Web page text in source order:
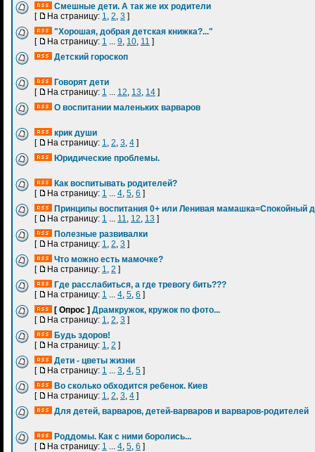
Смешные дети. А так же их родители
[
На страницу: 1 2 3 ]
"Хорошая, добрая детская книжка?..."
[
На страницу: 1 9 10 11 ]
Детский гороскоп
Говорят дети
[
На страницу: 1 12 13 14 ]
О воспитании маленьких варваров
крик души
[
На страницу: 1 2 3 4 ]
Юридические проблемы.
Как воспитывать родителей?
[
На страницу: 1 4 5 6 ]
Принципы воспитания 0+ или Ленивая мамашка=Спокойный
[
На страницу: 1 11 12 13 ]
Полезные развивалки
[
На страницу: 1 2 3 ]
Что можно есть мамочке?
[
На страницу: 1 2 ]
Где расслабиться, а где тревогу бить???
[
На страницу: 1 4 5 6 ]
[ Опрос ] Драмкружок, кружок по фото...
[
На страницу: 1 2 3 ]
Будь здоров!
[
На страницу: 1 2 ]
Дети - цветы жизни
[
На страницу: 1 3 4 5 ]
Во сколько обходится ребенок. Киев
[
На страницу: 1 2 3 4 ]
Для детей, варваров, детей-варваров и варваров-родителей
Роддомы. Как с ними боролись...
[
На страницу: 1 4 5 6 ]